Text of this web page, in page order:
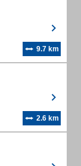
9.7 km
2.6 km